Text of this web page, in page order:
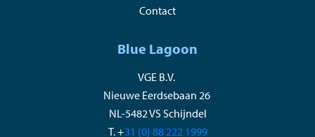
Contact
Blue Lagoon
VGE B.V.
Nieuwe Eerdsebaan 26
NL-5482 VS Schijndel
T. +31 (0) 88 222 1999